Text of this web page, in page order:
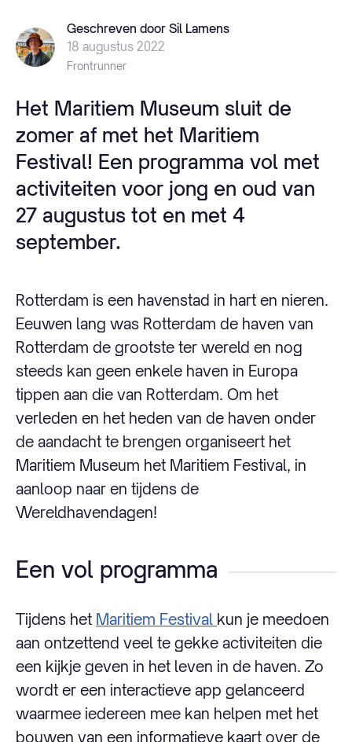
Geschreven door Sil Lamens
18 augustus 2022
Frontrunner
Het Maritiem Museum sluit de
zomer af met het Maritiem
Festival! Een programma vol met
activiteiten voor jong en oud van
27 augustus tot en met 4
september.
Rotterdam is een havenstad in hart en nieren.
Eeuwen lang was Rotterdam de haven van
Rotterdam de grootste ter wereld en nog
steeds kan geen enkele haven in Europa
tippen aan die van Rotterdam. Om het
verleden en het heden van de haven onder
de aandacht te brengen organiseert het
Maritiem Museum het Maritiem Festival, in
aanloop naar en tijdens de
Wereldhavendagen!
Een vol programma
Tijdens het Maritiem Festival kun je meedoen
aan ontzettend veel te gekke activiteiten die
een kijkje geven in het leven in de haven. Zo
wordt er een interactieve app gelanceerd
waarmee iedereen mee kan helpen met het
bouwen van een informatieve kaart over de